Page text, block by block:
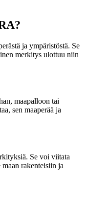
ja ympäristöstä. Se
merkitys ulottuu niin
maapalloon tai
sen maaperää ja
Se voi viitata
rakenteisiin ja